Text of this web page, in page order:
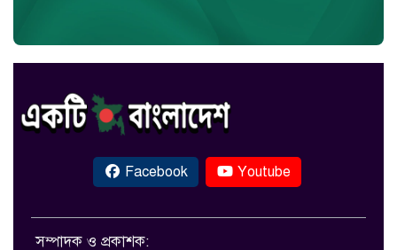
Facebook Youtube
সম্পাদক ও প্রকাশক: